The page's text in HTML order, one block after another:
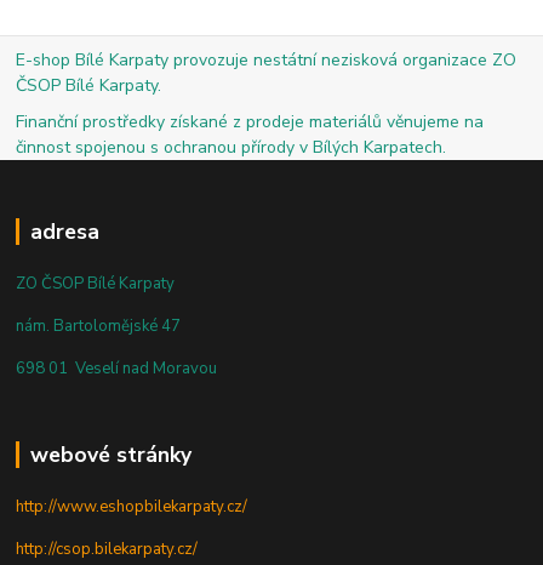
E-shop Bílé Karpaty provozuje nestátní nezisková organizace ZO
ČSOP Bílé Karpaty.
Finanční prostředky získané z prodeje materiálů věnujeme na
činnost spojenou s ochranou přírody v Bílých Karpatech.
adresa
ZO ČSOP Bílé Karpaty
nám. Bartolomějské 47
698 01 Veselí nad Moravou
webové stránky
http://www.eshopbilekarpaty.cz/
http://csop.bilekarpaty.cz/